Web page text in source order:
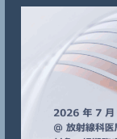
idiopathic
ある線維性特発
する線維化が混
常型間質性肺炎
あります。 本研
目しました。 U
葉）胸膜表面の
れぞれを1点と